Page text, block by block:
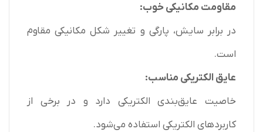
مقاومت مکانیکی خوب:
در برابر سایش، پارگی و تغییر شکل مکانیکی مقاوم
است.
عایق الکتریکی مناسب:
خاصیت عایق‌بندی الکتریکی دارد و در برخی از
کاربردهای الکتریکی استفاده می‌شود.